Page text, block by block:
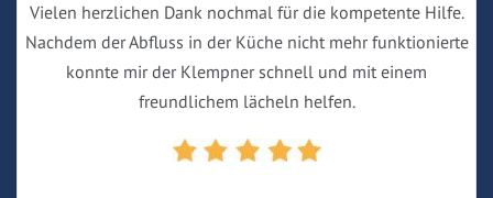
Vielen herzlichen Dank nochmal für die kompetente Hilfe.
Nachdem der Abfluss in der Küche nicht mehr funktionierte
konnte mir der Klempner schnell und mit einem
freundlichem lächeln helfen.